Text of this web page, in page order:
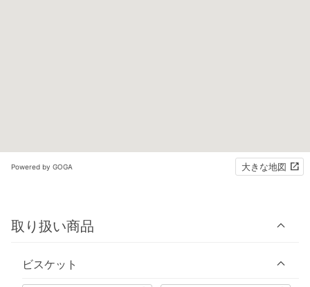
Powered by GOGA 大きな地図
取り扱い商品
ビスケット